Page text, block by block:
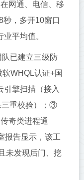
网通、电信、移
秒，多开10窗口
平均值。
已建立三级防
WHQL认证+国
擎扫描（接入
三重校验）；③
奇类进程通
报告显示，该工
未发现后门、挖